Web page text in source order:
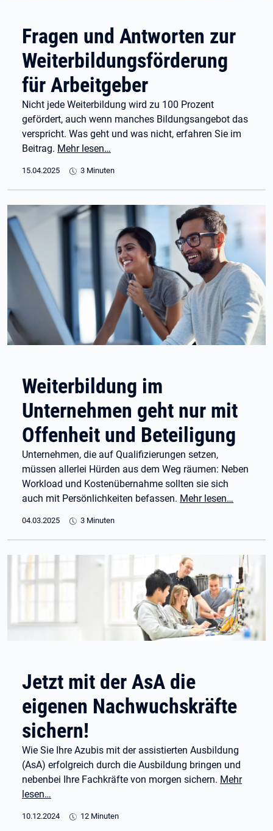
Fragen und Antworten zur
Weiterbildungsförderung
für Arbeitgeber
Nicht jede Weiterbildung wird zu 100 Prozent
gefördert, auch wenn manches Bildungsangebot das
verspricht. Was geht und was nicht, erfahren Sie im
Beitrag. Mehr lesen…
15.04.2025 3 Minuten
Weiterbildung im
Unternehmen geht nur mit
Offenheit und Beteiligung
Unternehmen, die auf Qualifizierungen setzen,
müssen allerlei Hürden aus dem Weg räumen: Neben
Workload und Kostenübernahme sollten sie sich
auch mit Persönlichkeiten befassen. Mehr lesen…
04.03.2025 3 Minuten
Jetzt mit der AsA die
eigenen Nachwuchskräfte
sichern!
Wie Sie Ihre Azubis mit der assistierten Ausbildung
(AsA) erfolgreich durch die Ausbildung bringen und
nebenbei Ihre Fachkräfte von morgen sichern. Mehr
lesen…
10.12.2024 12 Minuten